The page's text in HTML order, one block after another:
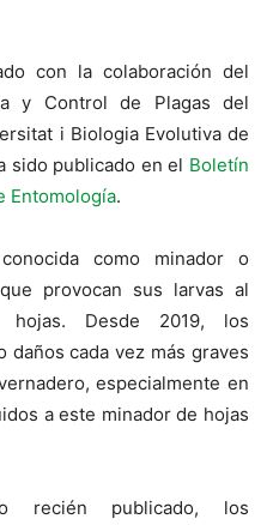
con la colaboración del
y Control de Plagas del
i Biologia Evolutiva de
sido publicado en el Boletín
Entomología.
como minador o
provocan sus larvas al
Desde 2019, los
daños cada vez más graves
especialmente en
a este minador de hojas
recién publicado, los